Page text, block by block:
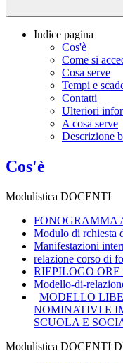
Indice pagina
Cos'è
Come si
Cosa serve
Tempi e
Contatti
Ulteriori
A cosa serve
Descrizione
Cos'è
Modulistica DOCENTI
FONOGRAMMA
Modulo di rchiesta
Manifestazioni
relazione corso di
RIEPILOGO
Modello-di-
MODELLO
NOMINATIVI E
SCUOLA E
Modulistica DOCENTI